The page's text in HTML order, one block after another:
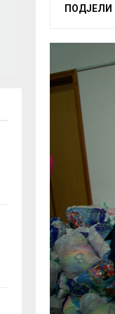
ПОДЈЕЛИ